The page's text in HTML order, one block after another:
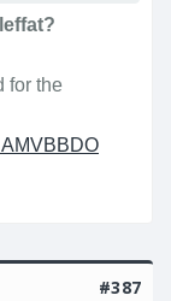
for the
#387